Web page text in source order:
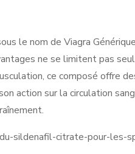
le nom de Viagra
ne se limitent pas
ce composé offre
action sur la circulation
sildenafil-citrate-pour-les-